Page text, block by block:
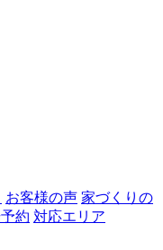
お客様の声 家づくりの
約 対応エリア